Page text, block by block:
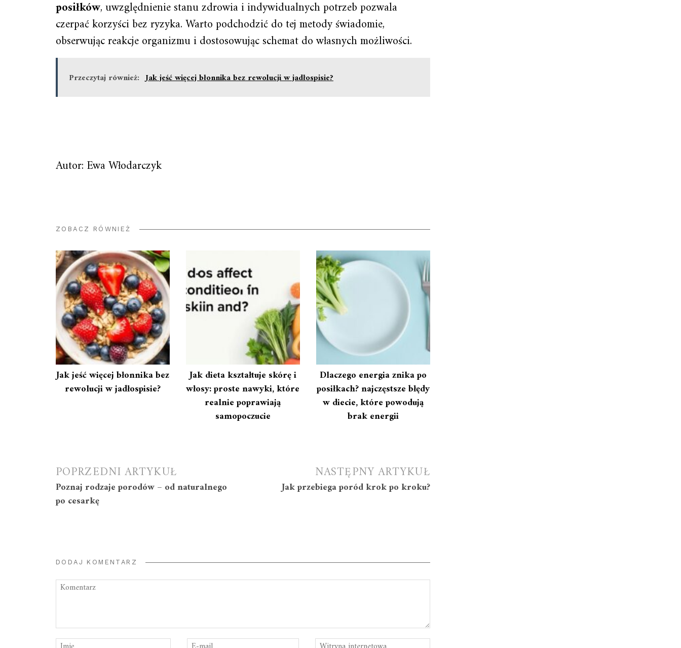
posiłków, uwzględnienie stanu zdrowia i indywidualnych potrzeb pozwala
czerpać korzyści bez ryzyka. Warto podchodzić do tej metody świadomie,
obserwując reakcje organizmu i dostosowując schemat do własnych możliwości.
Przeczytaj również: Jak jeść więcej błonnika bez rewolucji w jadłospisie?
Autor: Ewa Włodarczyk
ZOBACZ RÓWNIEŻ
Jak jeść więcej błonnika bez
rewolucji w jadłospisie?
Jak dieta kształtuje skórę i
włosy: proste nawyki, które
realnie poprawiają
samopoczucie
Dlaczego energia znika po
posiłkach? najczęstsze błędy
w diecie, które powodują
brak energii
Nawigacja
wpisu
POPRZEDNI ARTYKUŁ
Poznaj rodzaje porodów – od naturalnego
po cesarkę
NASTĘPNY ARTYKUŁ
Jak przebiega poród krok po kroku?
DODAJ KOMENTARZ